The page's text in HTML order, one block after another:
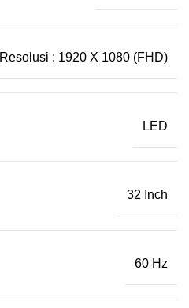
Resolusi : 1920 X 1080 (FHD)
LED
32 Inch
60 Hz